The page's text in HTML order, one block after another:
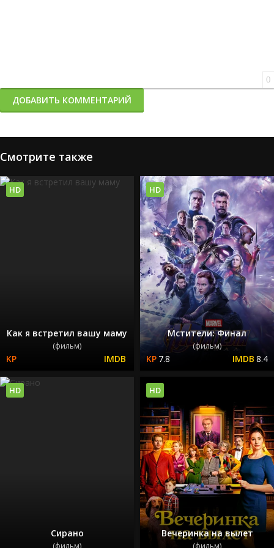
0
ДОБАВИТЬ КОММЕНТАРИЙ
Смотрите также
Как я встретил вашу маму
(фильм)
HD
Мстители: Финал
(фильм)
7.8 8.4
HD
Сирано
(фильм)
HD
Вечеринка на вылет
(фильм)
HD